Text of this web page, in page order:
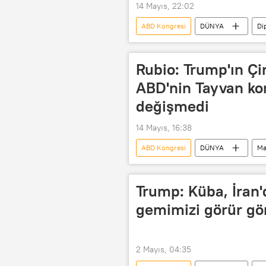
14 Mayıs, 22:02
ABD Kongresi DÜNYA
dışişleri bakanları
İran
Rubio: Trump'ın
ABD'nin Tayvan
değişmedi
14 Mayıs, 16:38
ABD Kongresi DÜNYA
Haberler
Aralık
Trump: Küba,
gemimizi görür
2 Mayıs, 04:35